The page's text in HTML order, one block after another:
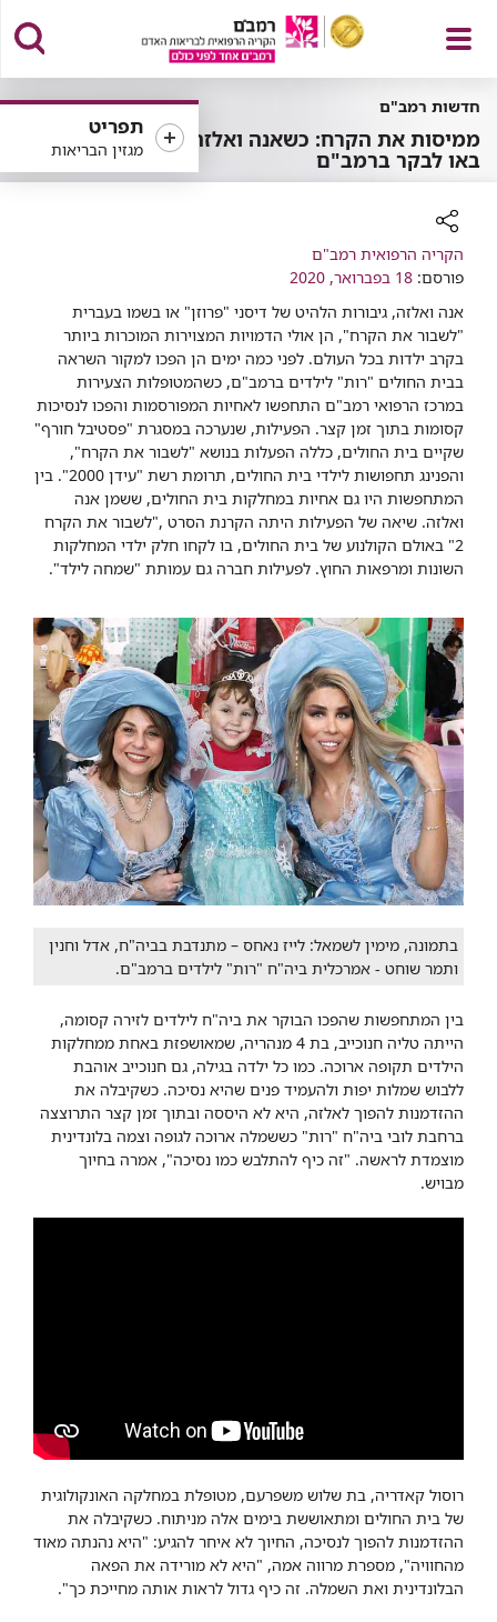
פתח
תפריט
תפריט
מגזין הבריאות
חדשות רמב"ם
ממיסות את הקרח: כשאנה ואלזה
באו לבקר ברמב"ם
רכיב
שיתוף
הקריה הרפואית רמב"ם
פורסם: 18 בפברואר, 2020
אנה ואלזה, גיבורות הלהיט של דיסני "פרוזן" או בשמו בעברית
"לשבור את הקרח", הן אולי הדמויות המצוירות המוכרות ביותר
בקרב ילדות בכל העולם. לפני כמה ימים הן הפכו למקור השראה
בבית החולים "רות" לילדים ברמב"ם, כשהמטופלות הצעירות
במרכז הרפואי רמב"ם התחפשו לאחיות המפורסמות והפכו לנסיכות
קסומות בתוך זמן קצר. הפעילות, שנערכה במסגרת "פסטיבל חורף"
שקיים בית החולים, כללה הפעלות בנושא "לשבור את הקרח",
והפנינג תחפושות לילדי בית החולים, תרומת רשת "עידן 2000". בין
המתחפשות היו גם אחיות במחלקות בית החולים, ששמן אנה
ואלזה. שיאה של הפעילות היתה הקרנת הסרט ,"לשבור את הקרח
2" באולם הקולנוע של בית החולים, בו לקחו חלק ילדי המחלקות
השונות ומרפאות החוץ. לפעילות חברה גם עמותת "שמחה לילד".
בתמונה, מימין לשמאל: לייז נאחס – מתנדבת בביה"ח, אדל וחנין
ותמר שוחט - אמרכלית ביה"ח "רות" לילדים ברמב"ם.
בין המתחפשות שהפכו הבוקר את ביה"ח לילדים לזירה קסומה,
הייתה טליה חנוכייב, בת 4 מנהריה, שמאושפזת באחת ממחלקות
הילדים תקופה ארוכה. כמו כל ילדה בגילה, גם חנוכייב אוהבת
ללבוש שמלות יפות ולהעמיד פנים שהיא נסיכה. כשקיבלה את
ההזדמנות להפוך לאלזה, היא לא היססה ובתוך זמן קצר התרוצצה
ברחבת לובי ביה"ח "רות" כששמלה ארוכה לגופה וצמה בלונדינית
מוצמדת לראשה. "זה כיף להתלבש כמו נסיכה", אמרה בחיוך
מבויש.
רוסול קאדריה, בת שלוש משפרעם, מטופלת במחלקה האונקולוגית
של בית החולים ומתאוששת בימים אלה מניתוח. כשקיבלה את
ההזדמנות להפוך לנסיכה, החיוך לא איחר להגיע: "היא נהנתה מאוד
מהחוויה", מספרת מרווה אמה, "היא לא מורידה את הפאה
הבלונדינית ואת השמלה. זה כיף גדול לראות אותה מחייכת כך".